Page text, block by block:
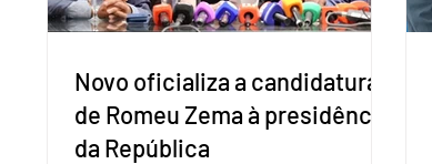
Novo oficializa a candidatura
de Romeu Zema à presidência
da República